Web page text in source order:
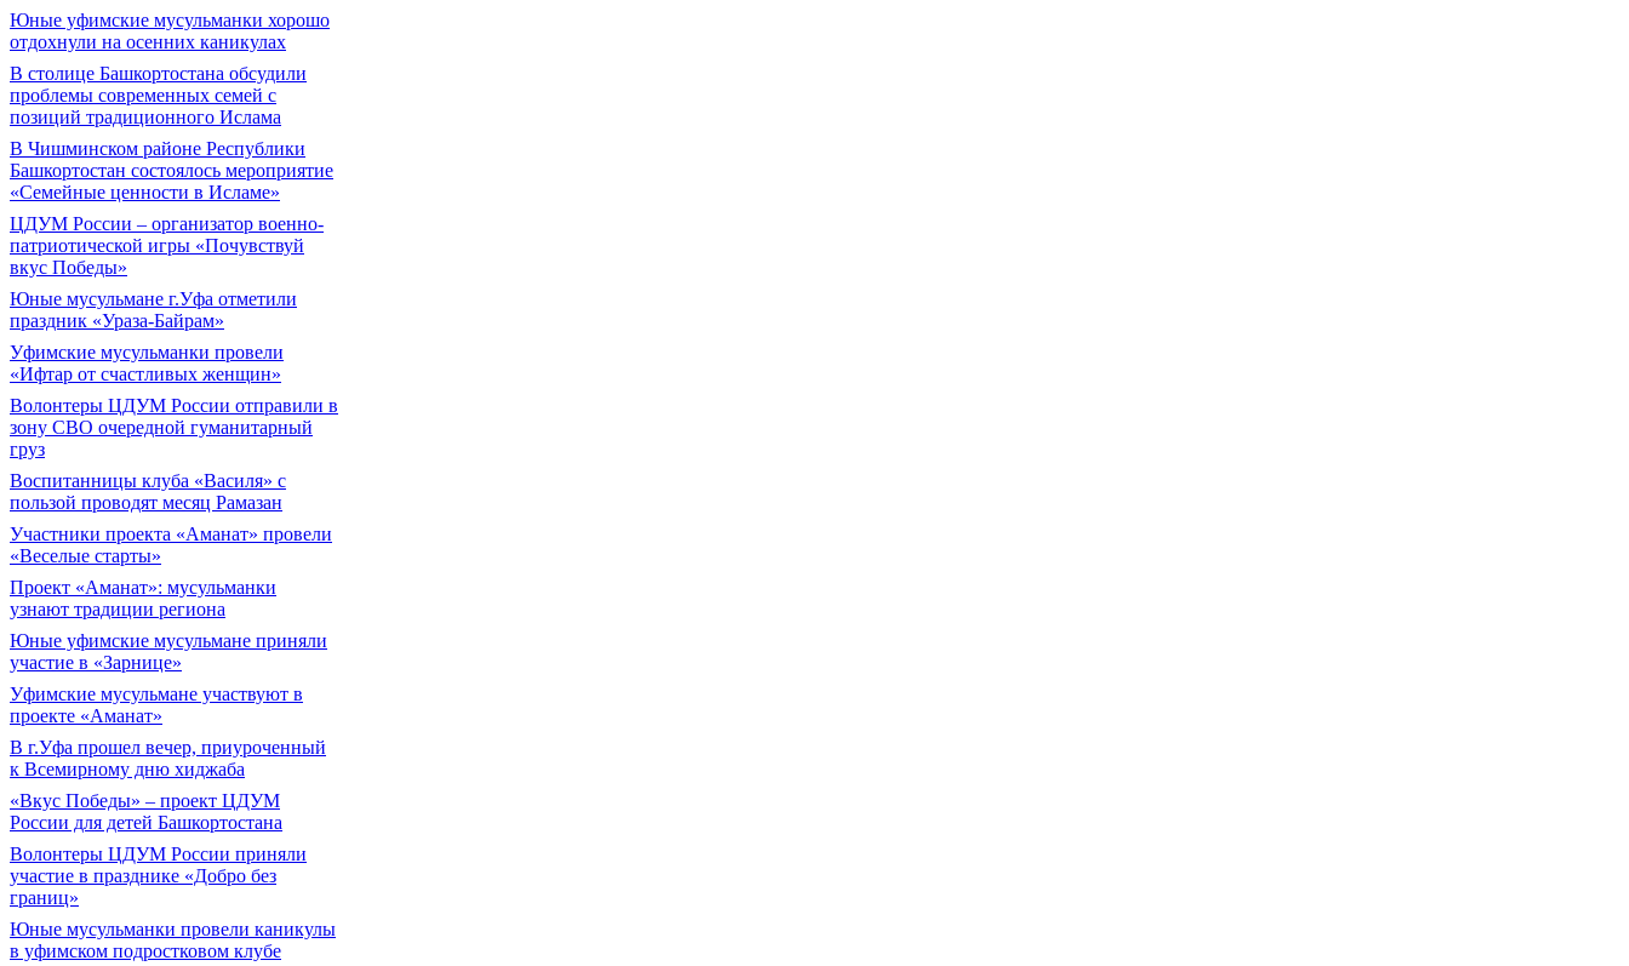
Юные уфимские мусульманки хорошо
отдохнули на осенних каникулах
В столице Башкортостана обсудили
проблемы современных семей с
позиций традиционного Ислама
В Чишминском районе Республики
Башкортостан состоялось мероприятие
«Семейные ценности в Исламе»
ЦДУМ России – организатор военно-
патриотической игры «Почувствуй
вкус Победы»
Юные мусульмане г.Уфа отметили
праздник «Ураза-Байрам»
Уфимские мусульманки провели
«Ифтар от счастливых женщин»
Волонтеры ЦДУМ России отправили в
зону СВО очередной гуманитарный
груз
Воспитанницы клуба «Василя» с
пользой проводят месяц Рамазан
Участники проекта «Аманат» провели
«Веселые старты»
Проект «Аманат»: мусульманки
узнают традиции региона
Юные уфимские мусульмане приняли
участие в «Зарнице»
Уфимские мусульмане участвуют в
проекте «Аманат»
В г.Уфа прошел вечер, приуроченный
к Всемирному дню хиджаба
«Вкус Победы» – проект ЦДУМ
России для детей Башкортостана
Волонтеры ЦДУМ России приняли
участие в празднике «Добро без
границ»
Юные мусульманки провели каникулы
в уфимском подростковом клубе